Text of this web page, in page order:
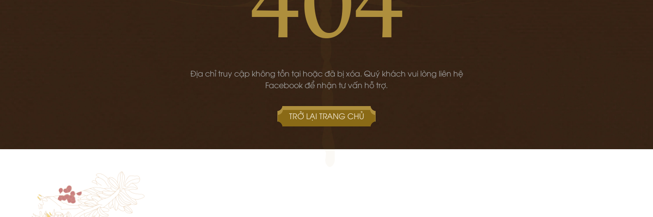
Địa chỉ truy cập không tồn tại hoặc đã bị xóa. Quý khách vui lòng liên hệ
Facebook để nhận tư vấn hỗ trợ.
TRỞ LẠI TRANG CHỦ